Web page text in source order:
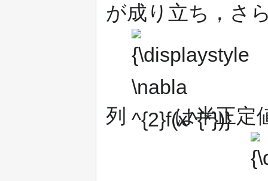
が成り立ち，さ
列
{\displaystyle
\nabla
^{2}f(x^{*})}
は半正定